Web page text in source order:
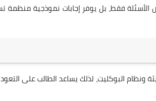
فقط، بل يوفر إجابات نموذجية
ونظام البوكليت، لذلك يساعد الطالب على